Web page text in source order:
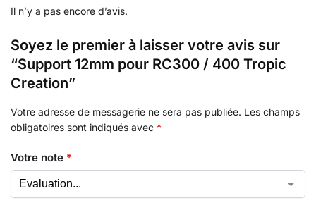
Il n’y a pas encore d’avis.
Soyez le premier à laisser votre avis sur
“Support 12mm pour RC300 / 400 Tropic
Creation”
Votre adresse de messagerie ne sera pas publiée. Les champs
obligatoires sont indiqués avec *
Votre note *